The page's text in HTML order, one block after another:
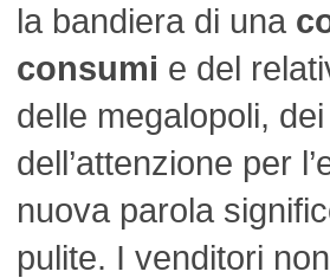
la bandiera di una
consumi e del
delle megalopoli,
dell’attenzione per
nuova parola
pulite. I venditori